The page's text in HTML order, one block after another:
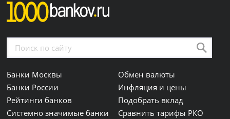
Банки Москвы
Банки России
Рейтинги банков
Системно значимые банки
Обмен валюты
Инфляция и цены
Подобрать вклад
Сравнить тарифы РКО